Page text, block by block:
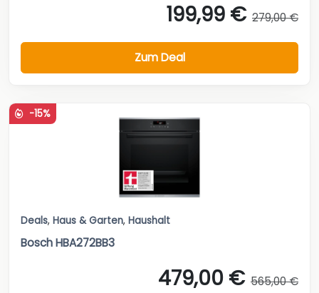
199,99 € 279,00 €
Zum Deal
-15%
Deals, Haus & Garten, Haushalt
Bosch HBA272BB3
479,00 € 565,00 €